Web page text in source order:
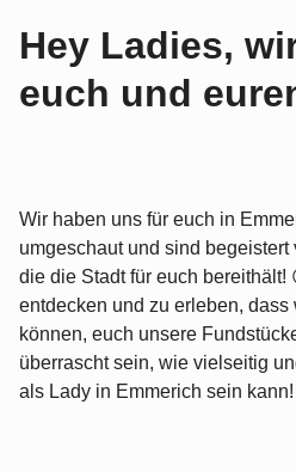
Hey Ladies,
euch und
Wir haben uns für euch in
umgeschaut und sind
die die Stadt für euch bereithält!
entdecken und zu erleben, dass
können, euch unsere
überrascht sein, wie vielseitig
als Lady in Emmerich sein kann!